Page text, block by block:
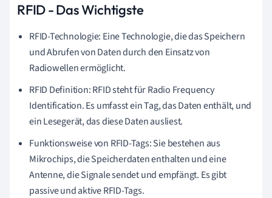
RFID - Das Wichtigste
RFID-Technologie: Eine Technologie, die das Speichern
und Abrufen von Daten durch den Einsatz von
Radiowellen ermöglicht.
RFID Definition: RFID steht für Radio Frequency
Identification. Es umfasst ein Tag, das Daten enthält, und
ein Lesegerät, das diese Daten ausliest.
Funktionsweise von RFID-Tags: Sie bestehen aus
Mikrochips, die Speicherdaten enthalten und eine
Antenne, die Signale sendet und empfängt. Es gibt
passive und aktive RFID-Tags.